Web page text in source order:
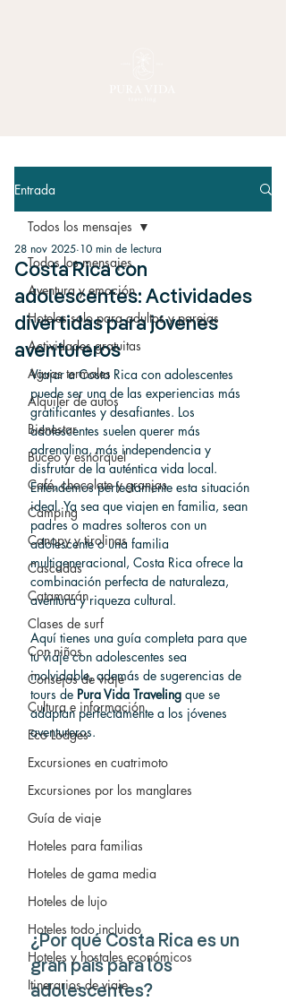
Entrada
Todos los mensajes
Aventura y emoción
Hoteles solo para adultos y parejas
Actividades gratuitas
Aguas termales
Alquiler de autos
Bienestar
Buceo y esnórquel
Café, chocolate y granjas
Camping
Canopy y tirolinas
Cascadas
Catamarán
Clases de surf
Con niños
Consejos de viaje
Cultura e información
Eco Lodges
Excursiones en cuatrimoto
Excursiones por los manglares
Guía de viaje
Hoteles para familias
Hoteles de gama media
Hoteles de lujo
Hoteles todo incluido
Hoteles y hostales económicos
Itinerarios de viaje
Todos los mensajes
Costa Rica con
adolescentes: Actividades
divertidas para jóvenes
aventureros
28 nov 2025 10 min de lectura
Viajar a Costa Rica con adolescentes
puede ser una de las experiencias más
gratificantes y desafiantes. Los
adolescentes suelen querer más
adrenalina, más independencia y
disfrutar de la auténtica vida local.
Entendemos perfectamente esta situación
ideal. Ya sea que viajen en familia, sean
padres o madres solteros con un
adolescente o una familia
multigeneracional, Costa Rica ofrece la
combinación perfecta de naturaleza,
aventura y riqueza cultural.
Aquí tienes una guía completa para que
tu viaje con adolescentes sea
inolvidable, además de sugerencias de
tours de Pura Vida Traveling que se
adaptan perfectamente a los jóvenes
aventureros.
¿Por qué Costa Rica es un
gran país para los
adolescentes?